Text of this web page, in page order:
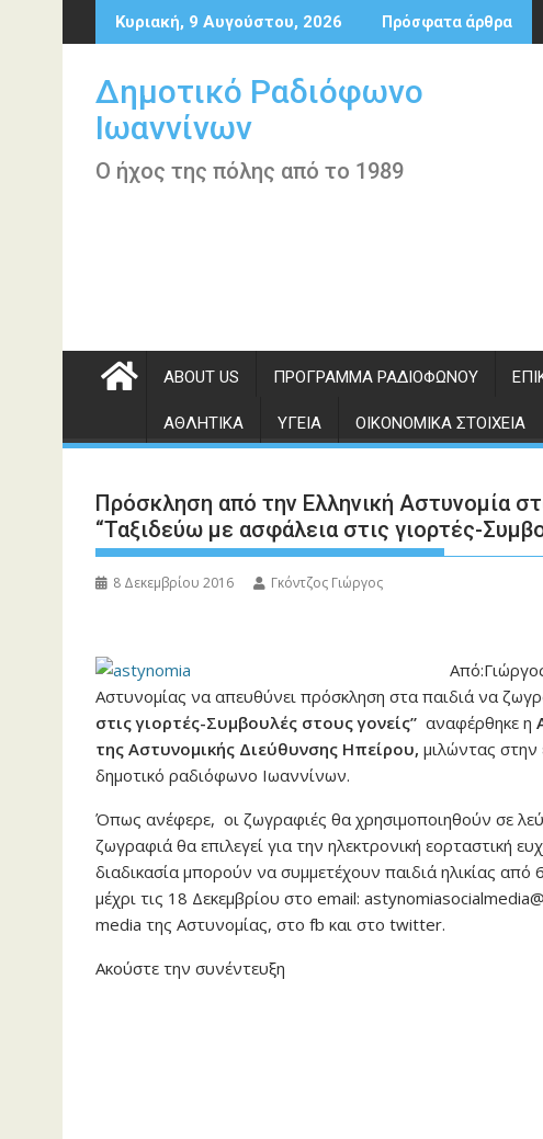
Περάστε
στο
Κυριακή, 9 Αυγούστου, 2026 Πρόσφατα άρθρα
Δημοτικό Ραδιόφωνο
Ιωαννίνων
Ο ήχος της πόλης από το 1989
ABOUT US ΠΡΌΓΡΑΜΜΑ ΡΑΔΙΟΦΏΝΟΥ
ΑΘΛΗΤΙΚΆ ΥΓΕΊΑ ΟΙΚΟΝΟΜΙΚΆ ΣΤΟΙΧΕΊΑ
Πρόσκληση από την Ελληνική Αστυνομία
“Ταξιδεύω με ασφάλεια στις γιορτές-
8 Δεκεμβρίου 2016 Γκόντζος Γιώργος
Αστυνομίας να απευθύνει πρόσκληση στα παιδιά να
στιςγιορτές-Συμβουλές στους γονείς” αναφέρθηκε η
της Αστυνομικής Διεύθυνσης Ηπείρου, μιλώντας στην
δημοτικό ραδιόφωνο Ιωαννίνων.
Όπως ανέφερε, οι ζωγραφιές θα χρησιμοποιηθούν σε
ζωγραφιά θα επιλεγεί για την ηλεκτρονική εορταστική
διαδικασία μπορούν να συμμετέχουν παιδιά ηλικίας
μέχρι τις 18 Δεκεμβρίου στο email:
media της Αστυνομίας, στο fb και στο twitter.
Ακούστε την συνέντευξη